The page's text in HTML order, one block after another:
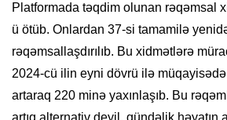
Platformada təqdim olunan rəqəmsal
ü ötüb. Onlardan 37-si tamamilə
rəqəmsallaşdırılıb. Bu xidmətlərə
2024-cü ilin eyni dövrü ilə
artaraq 220 minə yaxınlaşıb. Bu